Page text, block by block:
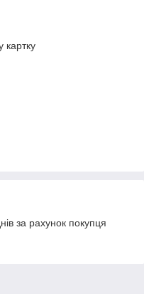
картку
за рахунок покупця